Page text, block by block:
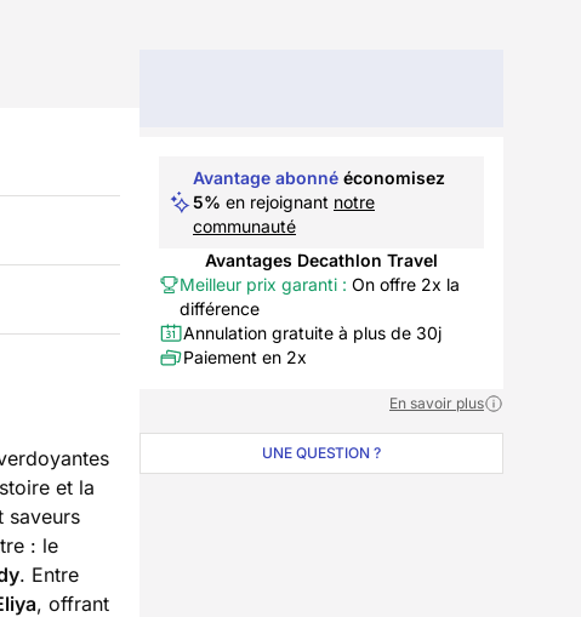
et la
saveurs
: le
. Entre
, offrant
Avantage abonné économisez
5% en rejoignant notre
communauté
Avantages Decathlon Travel
Meilleur prix garanti : On offre 2x la
différence
Annulation gratuite à plus de 30j
Paiement en 2x
En savoir plus
UNE QUESTION ?